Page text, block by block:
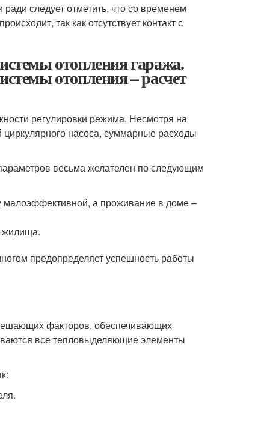
следует отметить, что со временем
так как отсутствует контакт с
отопления гаража.
отопления – расчет
регулировки режима. Несмотря на
насоса, суммарные расходы
весьма желателен по следующим
малоэффективной, а проживание в доме –
жилища.
предопределяет успешность работы
факторов, обеспечивающих
все тепловыделяющие элементы